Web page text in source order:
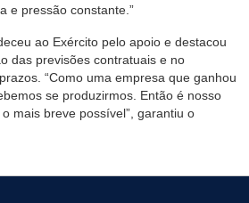
e pressão constante.”
ao Exército pelo apoio e destacou
das previsões contratuais e no
“Como uma empresa que ganhou
se produzirmos. Então é nosso
mais breve possível”, garantiu o